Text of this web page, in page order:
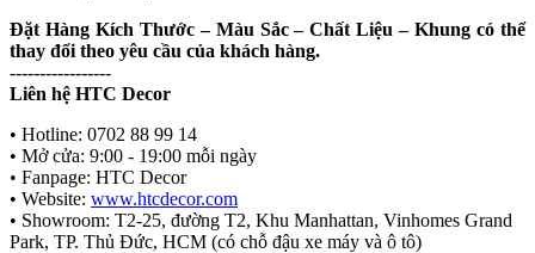
Đặt Hàng Kích Thước – Màu Sắc – Chất Liệu – Khung có thể
thay đổi theo yêu cầu của khách hàng.
-----------------
Liên hệ HTC Decor
• Hotline: 0702 88 99 14
• Mở cửa: 9:00 - 19:00 mỗi ngày
• Fanpage: HTC Decor
• Website: www.htcdecor.com
• Showroom: T2-25, đường T2, Khu Manhattan, Vinhomes Grand
Park, TP. Thủ Đức, HCM (có chỗ đậu xe máy và ô tô)